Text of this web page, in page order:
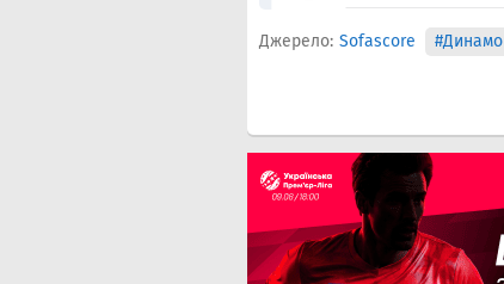
Джерело: Sofascore #Динамо